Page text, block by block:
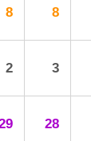
8
2
8
3
28